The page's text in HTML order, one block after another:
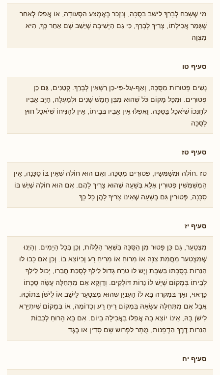
מִי שֶׁשָּׁכַח לְבָרֵךְ לֵישֵׁב בַּסֻּכָּה, וְנִזְכַּר בְּאֶמְצַע הַסְּעוּדָה, אוֹ אֲפִלּוּ לְאַחַר
שֶׁגָּמַר אֲכִילָתוֹ, צָרִיךְ לְבָרֵךְ, כִּי גַם הַיְשִׁיבָה שֶׁיֵשֵׁב שָׁם אַחַר כָּךְ, הִיא
מִצְּוָה
סעיף טו
נָשִׁים פְּטוּרוֹת מִסֻּכָּה, וְאַף-עַל-פִּי-כֵן רַשָׁאִין לְבָרֵךְ. קְטַנִּים, גַּם כֵּן
פְּטוּרִים. וּמִכָּל מָקוֹם כֹּל שֶׁהוּא מִבֶּן חָמֵשׁ שָׁנִים וּלְמַעְלָה, חַיָב אָבִיו
לְחַנְּכוֹ שֶׁיֹּאכַל בַּסֻּכָּה. וַאֲפִלּוּ אֵין אָבִיו בְּבֵיתוֹ, אֵין לְהַנִּיחוֹ שֶׁיֹּאכַל חוּץ
לַסֻּכָּה
סעיף טז
טז .חוֹלֶה וּמְשַׁמְּשָיו, פְּטוּרִים מִסֻּכָּה. וְאִם הוּא חוֹלֶה שֶׁאֵין בּוֹ סַכָּנָה, אֵין
הַמְשַׁמְּשִׁין פְּטוּרִין אֶלָּא בְּשָׁעָה שֶׁהוּא צָרִיךְ לָהֶם. אִם הוּא חוֹלֶה שֶׁיֶשׁ בּוֹ
סַכָּנָה, פְּטוּרִין גַּם בְּשָׁעָה שֶׁאֵינוֹ צָרִיךְ לָהֶן כָּל כָּךְ
סעיף יז
מִצְטַעֵר, גַּם כֵּן פָּטוּר מִן הַסֻּכָּה בִּשְׁאָר הַלֵּלּוֹת, וְכֵן בְּכָל הַיָמִים. וְהַיְנוּ
שֶׁמִּצְטַעֵר מֵחֲמַת צִנָּה אוֹ מֵרוּחַ אוֹ מֵרֵיחַ רָע וְכַיוֹצֵא בוֹ. וְכֵן אִם כָּבוּ לוּ
הַנֵּרוֹת בְסֻכָּתוֹ בַּשַּׁבָּת וְיֶשׁ לוֹ טֹרַח גָדוֹל לֵילֵךְ לְסֻכַּת חֲבֵרוֹ, יָכוֹל לֵילֵךְ
לְבֵיתוֹ בְּמָקוֹם שֶׁיֶשׁ לוֹ נֵרוֹת דּוֹלְקִים. וְדַוְקָא אִם מִתְּחִלָּה עָשָׂה סֻכָּתוֹ
כָּרָאוּי, וְאַךְ בְּמִקְרֶה בָּא לוֹ הָעִנְיָן שֶהוּא מִצְטַעֵר לֵישֵׁב אוֹ לִישֹׁן בְּתוֹכָהּ.
אֲבָל אִם מִתְּחִלָּה עֲשָׂאָהּ בִּמְקוֹם רֵיחַ רָע וְכַדוֹמֶה, אוֹ בְּמָקוֹם ֹשֶיִתְיָרֵא
לִישֹׁן בָּהּ, אֵינוֹ יוֹצֵּא בָהּ אֲפִלּוּ בַאֲכִילָה בַיוֹם. אִם בָּא הָרוּחַ לְכַבוֹת
הַנֵּרוֹת דֶרֶךְ הַדְפָנוֹת, מֻתָּר לִפְרוֹשׂ שָׁם סָדִין אוֹ בֶגֶד
סעיף יח